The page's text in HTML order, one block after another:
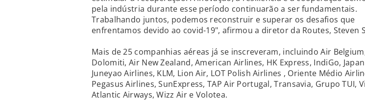
pela indústria durante esse período continuarão a ser fundamentais.
Trabalhando juntos, podemos reconstruir e superar os desafios que
enfrentamos devido ao covid-19", afirmou a diretor da Routes, Steven
Mais de 25 companhias aéreas já se inscreveram, incluindo Air
Dolomiti, Air New Zealand, American Airlines, HK Express, IndiGo,
Juneyao Airlines, KLM, Lion Air, LOT Polish Airlines , Oriente Médio
Pegasus Airlines, SunExpress, TAP Air Portugal, Transavia, Grupo TUI,
Atlantic Airways, Wizz Air e Volotea.